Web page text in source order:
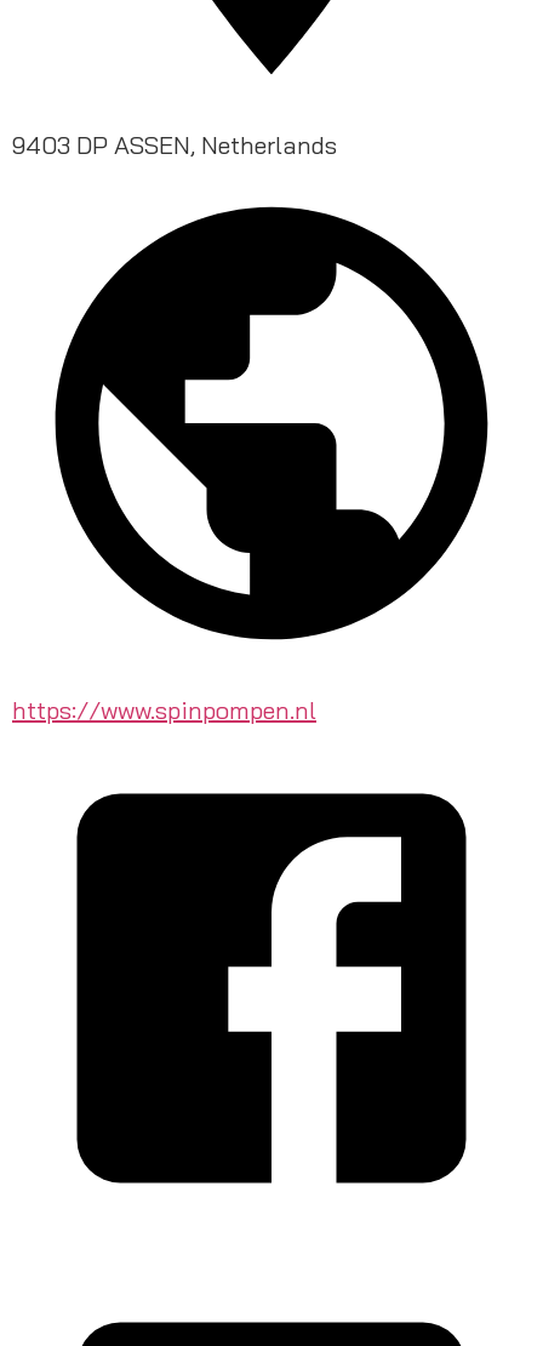
9403 DP ASSEN, Netherlands
https://www.spinpompen.nl